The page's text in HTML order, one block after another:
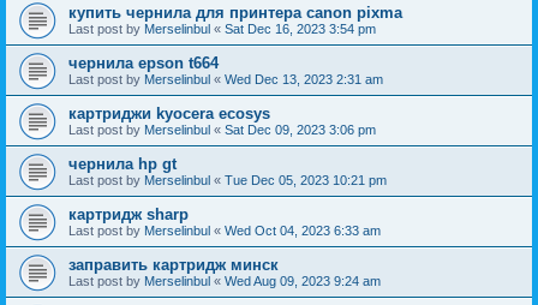
купить чернила для принтера canon pixma
Last post by Merselinbul « Sat Dec 16, 2023 3:54 pm
чернила epson t664
Last post by Merselinbul « Wed Dec 13, 2023 2:31 am
картриджи kyocera ecosys
Last post by Merselinbul « Sat Dec 09, 2023 3:06 pm
чернила hp gt
Last post by Merselinbul « Tue Dec 05, 2023 10:21 pm
картридж sharp
Last post by Merselinbul « Wed Oct 04, 2023 6:33 am
заправить картридж минск
Last post by Merselinbul « Wed Aug 09, 2023 9:24 am